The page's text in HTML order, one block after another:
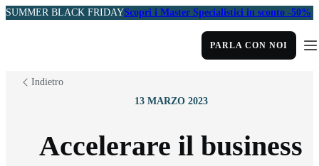
SUMMER BLACK FRIDAYScopri i Master Specialistici in sconto -50%
PARLA CON NOI
Indietro
13 MARZO 2023
Accelerare il business